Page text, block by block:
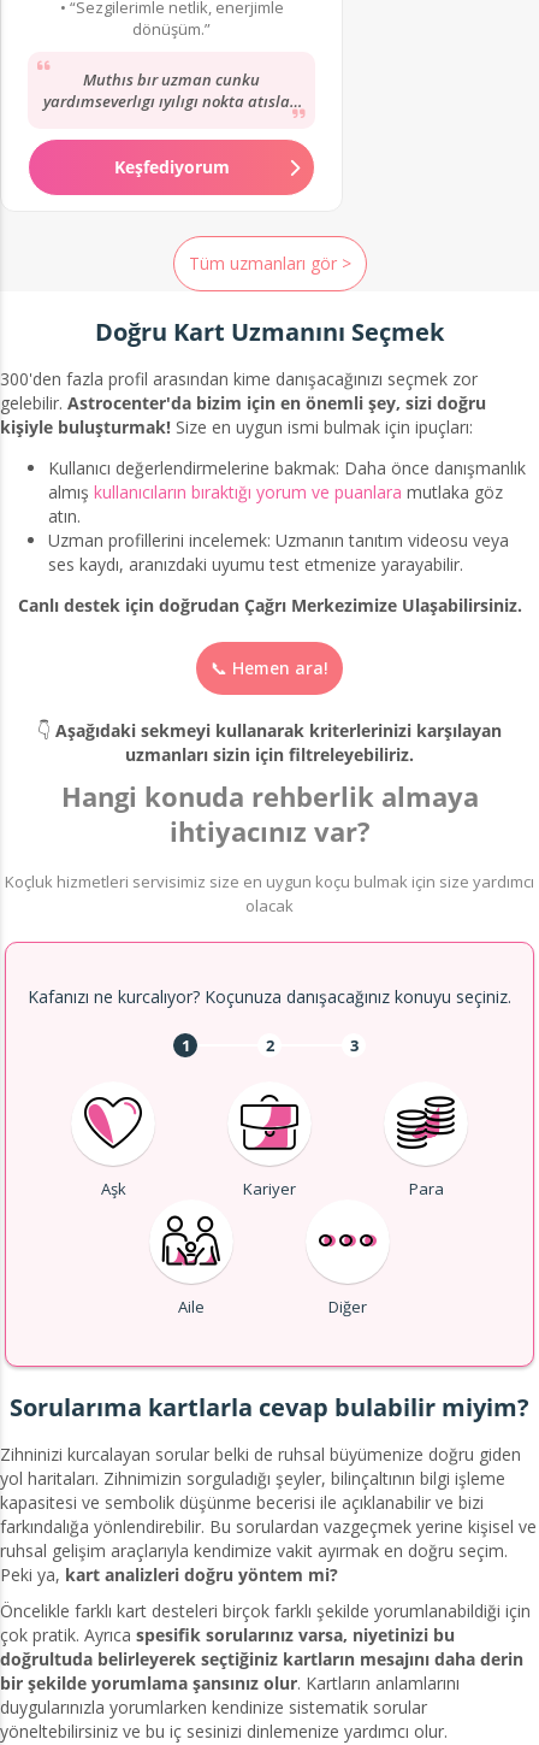
• “Sezgilerimle netlik, enerjimle
dönüşüm.”
Muthıs bır uzman cunku
yardımseverlıgı ıyılıgı nokta atısları
donusturdu
Keşfediyorum
Tüm uzmanları gör >
Doğru Kart Uzmanını Seçmek
300'den fazla profil arasından kime danışacağınızı seçmek zor
gelebilir. Astrocenter'da bizim için en önemli şey, sizi doğru
kişiyle buluşturmak! Size en uygun ismi bulmak için ipuçları:
Kullanıcı değerlendirmelerine bakmak: Daha önce danışmanlık
almış kullanıcıların bıraktığı yorum ve puanlara mutlaka göz
atın.
Uzman profillerini incelemek: Uzmanın tanıtım videosu veya
ses kaydı, aranızdaki uyumu test etmenize yarayabilir.
Canlı destek için doğrudan Çağrı Merkezimize Ulaşabilirsiniz.
📞 Hemen ara!
👇 Aşağıdaki sekmeyi kullanarak kriterlerinizi karşılayan
uzmanları sizin için filtreleyebiliriz.
Hangi konuda rehberlik almaya
ihtiyacınız var?
Koçluk hizmetleri servisimiz size en uygun koçu bulmak için size yardımcı
olacak
Kafanızı ne kurcalıyor? Koçunuza danışacağınız konuyu seçiniz.
1 2 3
Aşk Kariyer Para
Aile Diğer
Sorularıma kartlarla cevap bulabilir miyim?
Zihninizi kurcalayan sorular belki de ruhsal büyümenize doğru giden
yol haritaları. Zihnimizin sorguladığı şeyler, bilinçaltının bilgi işleme
kapasitesi ve sembolik düşünme becerisi ile açıklanabilir ve bizi
farkındalığa yönlendirebilir. Bu sorulardan vazgeçmek yerine kişisel ve
ruhsal gelişim araçlarıyla kendimize vakit ayırmak en doğru seçim.
Peki ya, kart analizleri doğru yöntem mi?
Öncelikle farklı kart desteleri birçok farklı şekilde yorumlanabildiği için
çok pratik. Ayrıca spesifik sorularınız varsa, niyetinizi bu
doğrultuda belirleyerek seçtiğiniz kartların mesajını daha derin
bir şekilde yorumlama şansınız olur. Kartların anlamlarını
duygularınızla yorumlarken kendinize sistematik sorular
yöneltebilirsiniz ve bu iç sesinizi dinlemenize yardımcı olur.